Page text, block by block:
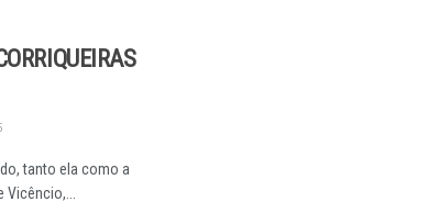
tanto ela como a